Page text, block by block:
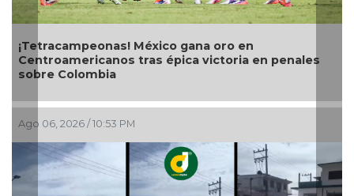
México gana oro en
tras épica victoria en penales
PM
Con transmisión